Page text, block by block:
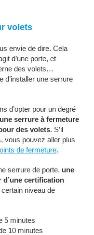
volets
envie de dire. Cela
d’une porte, et
des volets…
d’installer une serrure
d’opter pour un degré
une serrure à fermeture
des volets. S’il
vous pouvez aller plus
de fermeture.
serrure de porte, une
d’une certification
niveau de
5 minutes
10 minutes